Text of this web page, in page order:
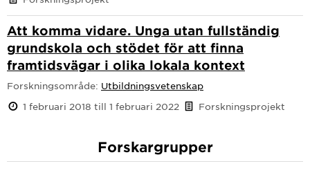
Att komma vidare. Unga utan fullständig
grundskola och stödet för att finna
framtidsvägar i olika lokala kontext
Forskningsområde: Utbildningsvetenskap
1 februari 2018 till 1 februari 2022
Forskningsprojekt
Forskargrupper